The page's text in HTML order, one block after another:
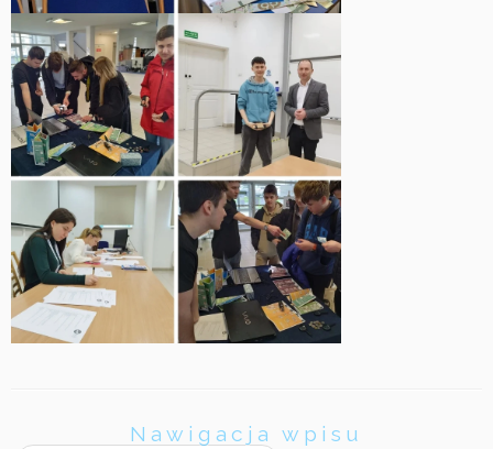
Nawigacja wpisu